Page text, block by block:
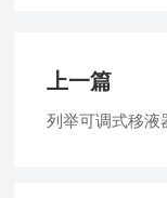
上一篇
列举可调式移液